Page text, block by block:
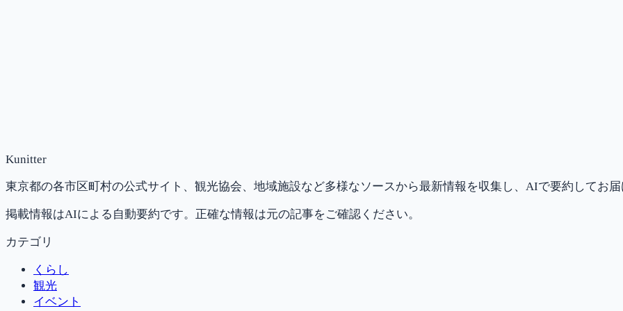
Kunitter
東京都の各市区町村の公式サイト、観光協会、地域施設など多様なソースから最新情報を収集し、AIで要約してお届
掲載情報はAIによる自動要約です。正確な情報は元の記事をご確認ください。
カテゴリ
くらし
観光
イベント